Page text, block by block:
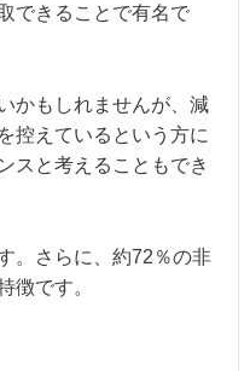
できることで有名で
かもしれませんが、減
控えているという方に
スと考えることもでき
。さらに、約72％の非
徴です。